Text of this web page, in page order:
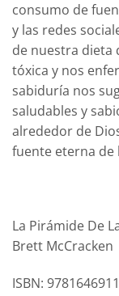
consumo de
y las redes
de nuestra dieta
tóxica y nos
sabiduría nos
saludables y
alrededor de
fuente eterna de
La Pirámide De
Brett McCracken
ISBN: